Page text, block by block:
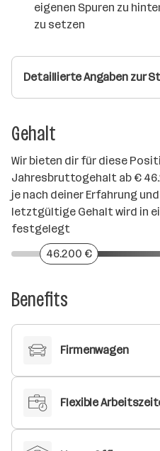
eigenen Spuren zu
zu setzen
Detaillierte Angaben zur
Gehalt
Wir bieten dir für diese
Jahresbruttogehalt ab €
je nach deiner Erfahrung
letztgültige Gehalt wird in
festgelegt
46.200 €
Benefits
Firmenwagen
Flexible